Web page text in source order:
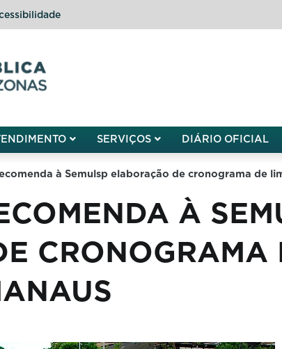
do Amazonas
SERVIÇOS DIÁRIO OFICIAL
à Semulsp elaboração de cronograma de
À
CRONOGRAMA